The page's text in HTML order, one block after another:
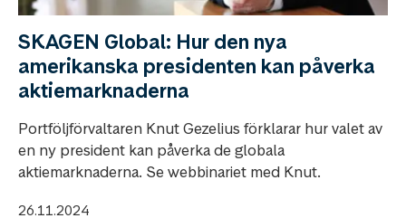
SKAGEN Global: Hur den nya
amerikanska presidenten kan påverka
aktiemarknaderna
Portföljförvaltaren Knut Gezelius förklarar hur valet av
en ny president kan påverka de globala
aktiemarknaderna. Se webbinariet med Knut.
26.11.2024